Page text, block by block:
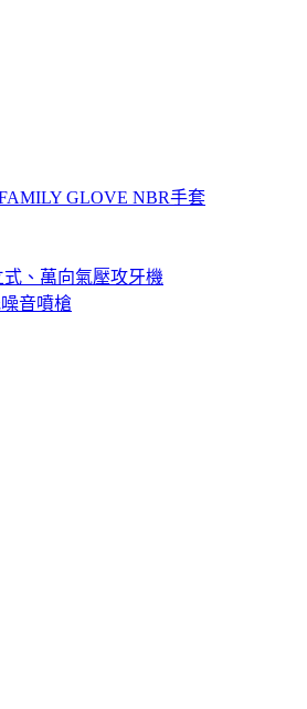
GLOVE NBR手套
、萬向氣壓攻牙機
音噴槍